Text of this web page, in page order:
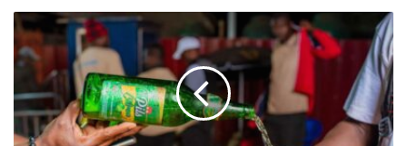
La
nouvelle
bière
CITRON
de
BB-